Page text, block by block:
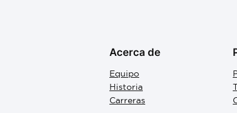
Acerca de
Equipo
Historia
Carreras